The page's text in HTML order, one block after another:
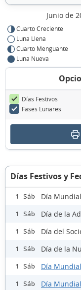
Junio de
Cuarto Creciente
Luna Llena
Cuarto Menguante
Luna Nueva
Días Festivos
Fases Lunares
Días Festivos y
1 Sáb Día
1 Sáb Día de la
1 Sáb Día del
1 Sáb Día de la
1 Sáb Día
1 Sáb Día